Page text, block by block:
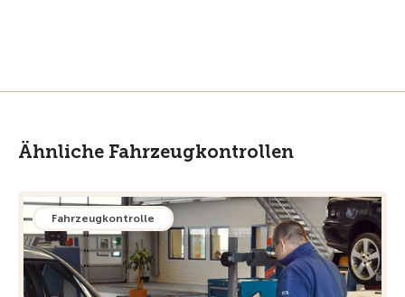
Ähnliche Fahrzeugkontrollen
Fahrzeugkontrolle